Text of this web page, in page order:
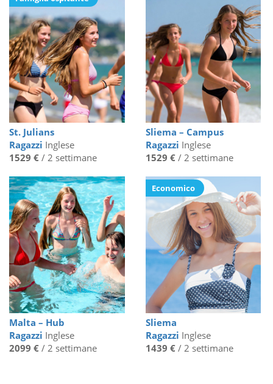
St. Julians
Ragazzi Inglese
1529 € / 2 settimane
Sliema – Campus
Ragazzi Inglese
1529 €/ 2 settimane
Malta – Hub
Ragazzi Inglese
2099 € / 2 settimane
Sliema
Ragazzi Inglese
1439 €/ 2 settimane
Economico